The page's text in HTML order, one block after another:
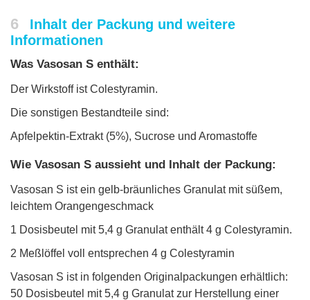
6
Inhalt der Packung und weitere
Informationen
Was Vasosan S enthält:
Der Wirkstoff ist Colestyramin.
Die sonstigen Bestandteile sind:
Apfelpektin-Extrakt (5%), Sucrose und Aromastoffe
Wie Vasosan S aussieht und Inhalt der Packung:
Vasosan S ist ein gelb-bräunliches Granulat mit süßem,
leichtem Orangengeschmack
1 Dosisbeutel mit 5,4 g Granulat enthält 4 g Colestyramin.
2 Meßlöffel voll entsprechen 4 g Colestyramin
Vasosan S ist in folgenden Originalpackungen erhältlich:
50 Dosisbeutel mit 5,4 g Granulat zur Herstellung einer